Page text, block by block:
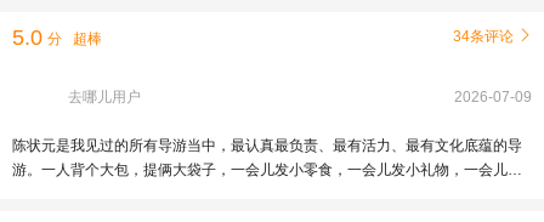
5.0 分 超棒 34条评论 
去哪儿用户 2026-07-09
陈状元是我见过的所有导游当中，最认真最负责、最有活力、最有文化底蕴的导
游。一人背个大包，提俩大袋子，一会儿发小零食，一会儿发小礼物，一会儿表